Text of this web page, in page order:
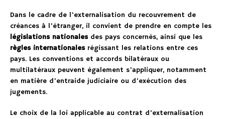
Dans le cadre de l’externalisation du recouvrement de
créances à l’étranger, il convient de prendre en compte les
législations nationalesdes pays concernés, ainsi que les
règles internationalesrégissant les relations entre ces
pays. Les conventions et accords bilatéraux ou
multilatéraux peuvent également s’appliquer, notamment
en matière d’entraide judiciaire ou d’exécution des
jugements.
Le choix de la loi applicable au contrat d’externalisation